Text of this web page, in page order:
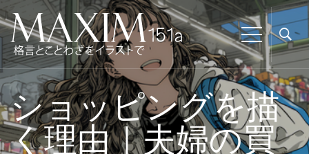
ショッピングを描
く理由｜夫婦の買